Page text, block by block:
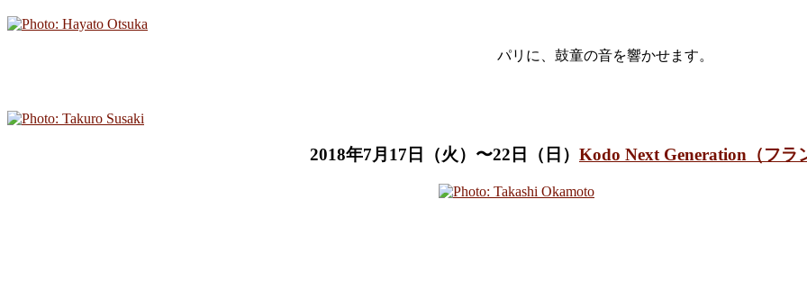
パリに、鼓童の音を響かせます。
2018年7月17日（火）〜22日（日） Kodo Next Generation（フラ